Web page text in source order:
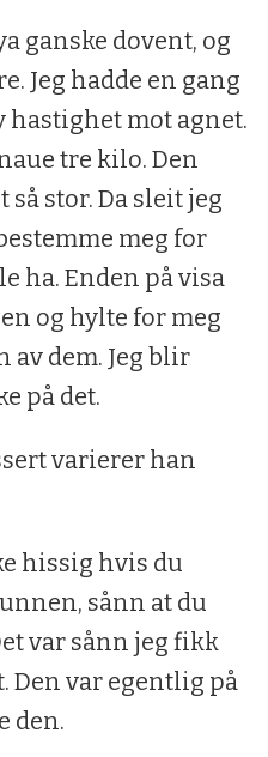
ganske dovent, og
Jeg hadde en gang
hastighet mot agnet.
tre kilo. Den
stor. Da sleit jeg
meg for
ha. Enden på visa
og hylte for meg
av dem. Jeg blir
på det.
varierer han
hissig hvis du
sånn at du
var sånn jeg fikk
Den var egentlig på
den.